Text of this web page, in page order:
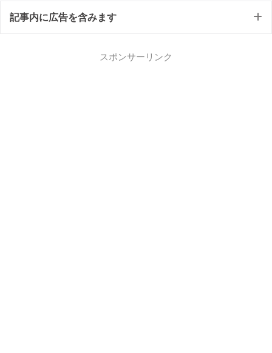
記事内に広告を含みます
スポンサーリンク